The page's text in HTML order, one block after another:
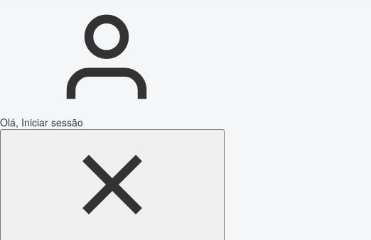
Olá, Iniciar sessão